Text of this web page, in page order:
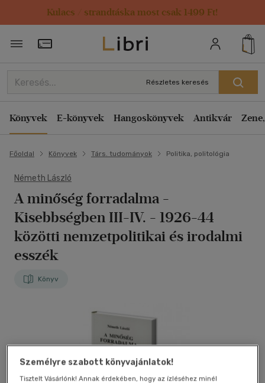
Kulacs / strandtáska most csak 1499 Ft!
Törzsvásárlói Kártya adatai
Részletes keresés
Könyvek E-könyvek Hangoskönyvek Antikvár
Főoldal Könyvek Társ. tudományok Politika, politológia
Németh László
A minőség forradalma -
Kisebbségben III-IV. - 1926-44
közötti nemzetpolitikai és irodalmi
esszék
Könyv
Személyre szabott könyvajánlatok!
Tisztelt Vásárlónk! Annak érdekében, hogy az ízléséhez minél